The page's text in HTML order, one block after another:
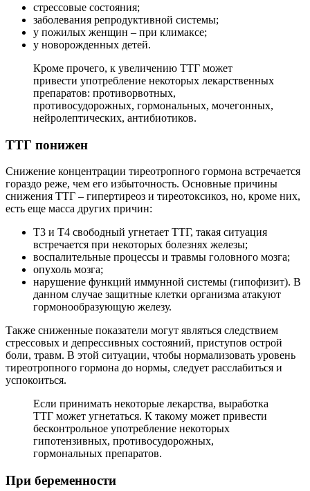
стрессовые состояния;
заболевания репродуктивной системы;
у пожилых женщин – при климаксе;
у новорожденных детей.
Кроме прочего, к увеличению ТТГ может
привести употребление некоторых лекарственных
препаратов: противорвотных,
противосудорожных, гормональных, мочегонных,
нейролептических, антибиотиков.
ТТГ понижен
Снижение концентрации тиреотропного гормона встречается
гораздо реже, чем его избыточность. Основные причины
снижения ТТГ – гипертиреоз и тиреотоксикоз, но, кроме них,
есть еще масса других причин:
Т3 и Т4 свободный угнетает ТТГ, такая ситуация
встречается при некоторых болезнях железы;
воспалительные процессы и травмы головного мозга;
опухоль мозга;
нарушение функций иммунной системы (гипофизит). В
данном случае защитные клетки организма атакуют
гормонообразующую железу.
Также сниженные показатели могут являться следствием
стрессовых и депрессивных состояний, приступов острой
боли, травм. В этой ситуации, чтобы нормализовать уровень
тиреотропного гормона до нормы, следует расслабиться и
успокоиться.
Если принимать некоторые лекарства, выработка
ТТГ может угнетаться. К такому может привести
бесконтрольное употребление некоторых
гипотензивных, противосудорожных,
гормональных препаратов.
При беременности